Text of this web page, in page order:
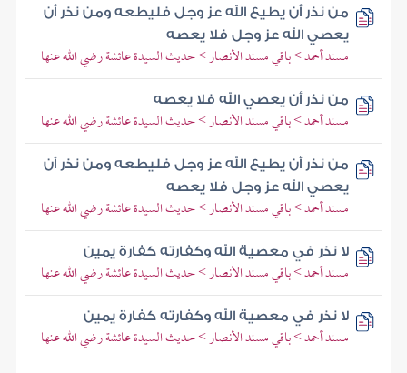
من نذر أن يطيع الله عز وجل فليطعه ومن نذر أن
يعصي الله عز وجل فلا يعصه
مسند أحمد > باقي مسند الأنصار > حديث السيدة عائشة رضي الله عنها
من نذر أن يعصي الله فلا يعصه
مسند أحمد > باقي مسند الأنصار > حديث السيدة عائشة رضي الله عنها
من نذر أن يطيع الله عز وجل فليطعه ومن نذر أن
يعصي الله عز وجل فلا يعصه
مسند أحمد > باقي مسند الأنصار > حديث السيدة عائشة رضي الله عنها
لا نذر في معصية الله وكفارته كفارة يمين
مسند أحمد > باقي مسند الأنصار > حديث السيدة عائشة رضي الله عنها
لا نذر في معصية الله وكفارته كفارة يمين
مسند أحمد > باقي مسند الأنصار > حديث السيدة عائشة رضي الله عنها